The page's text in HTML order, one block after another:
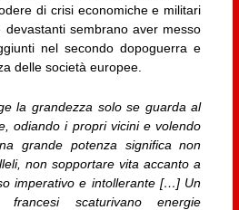
di crisi economiche e militari
sembrano aver messo
nel secondo dopoguerra e
delle società europee.
la grandezza solo se guarda al
odiando i propri vicini e volendo
grande potenza significa non
non sopportare vita accanto a
imperativo e intollerante […] Un
scaturivano energie